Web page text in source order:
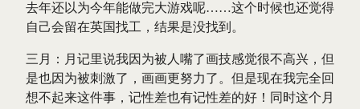
去年还以为今年能做完大游戏呢……这个时候也还觉得
自己会留在英国找工，结果是没找到。
三月：月记里说我因为被人嘴了画技感觉很不高兴，但
是也因为被刺激了，画画更努力了。但是现在我完全回
想不起来这件事，记性差也有记性差的好！同时这个月